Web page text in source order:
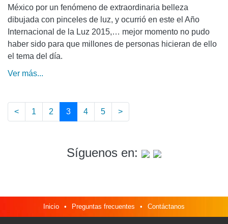
México por un fenómeno de extraordinaria belleza
dibujada con pinceles de luz, y ocurrió en este el Año
Internacional de la Luz 2015,… mejor momento no pudo
haber sido para que millones de personas hicieran de ello
el tema del día.
Ver más...
< 1 2 3 (current)
4 5 >
Síguenos en:
Inicio • Preguntas frecuentes • Contáctanos